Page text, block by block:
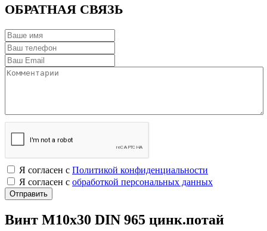
ОБРАТНАЯ СВЯЗЬ
Я согласен с Политикой конфиденциальности
Я согласен с обработкой персональных данных
Винт М10х30 DIN 965 цинк.потай